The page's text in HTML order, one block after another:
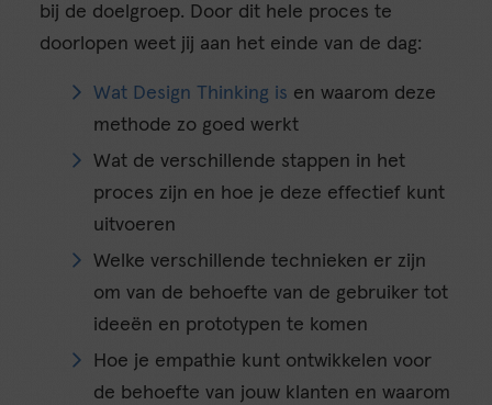
bij de doelgroep. Door dit hele proces te
doorlopen weet jij aan het einde van de dag:
Wat Design Thinking is en waarom deze
methode zo goed werkt
Wat de verschillende stappen in het
proces zijn en hoe je deze effectief kunt
uitvoeren
Welke verschillende technieken er zijn
om van de behoefte van de gebruiker tot
ideeën en prototypen te komen
Hoe je empathie kunt ontwikkelen voor
de behoefte van jouw klanten en waarom